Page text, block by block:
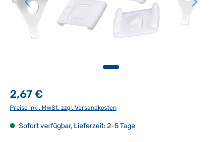
2,67 €
Preise inkl. MwSt. zzgl. Versandkosten
Sofort verfügbar, Lieferzeit: 2-5 Tage